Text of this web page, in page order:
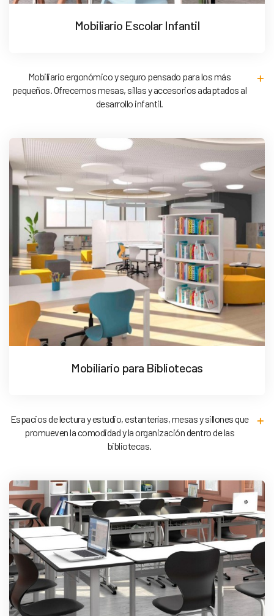
Mobiliario Escolar Infantil
Mobiliario ergonómico y seguro pensado para los más
pequeños. Ofrecemos mesas, sillas y accesorios adaptados al
desarrollo infantil.
Mobiliario para Bibliotecas
Espacios de lectura y estudio, estanterías, mesas y sillones que
promueven la comodidad y la organización dentro de las
bibliotecas.